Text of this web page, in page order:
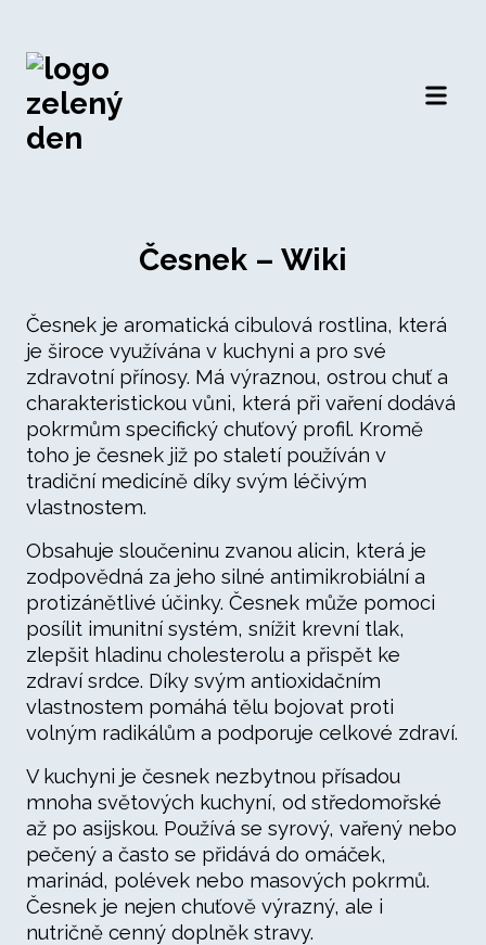
Česnek – Wiki
Česnek je aromatická cibulová rostlina, která
je široce využívána v kuchyni a pro své
zdravotní přínosy. Má výraznou, ostrou chuť a
charakteristickou vůni, která při vaření dodává
pokrmům specifický chuťový profil. Kromě
toho je česnek již po staletí používán v
tradiční medicíně díky svým léčivým
vlastnostem.
Obsahuje sloučeninu zvanou alicin, která je
zodpovědná za jeho silné antimikrobiální a
protizánětlivé účinky. Česnek může pomoci
posílit imunitní systém, snížit krevní tlak,
zlepšit hladinu cholesterolu a přispět ke
zdraví srdce. Díky svým antioxidačním
vlastnostem pomáhá tělu bojovat proti
volným radikálům a podporuje celkové zdraví.
V kuchyni je česnek nezbytnou přísadou
mnoha světových kuchyní, od středomořské
až po asijskou. Používá se syrový, vařený nebo
pečený a často se přidává do omáček,
marinád, polévek nebo masových pokrmů.
Česnek je nejen chuťově výrazný, ale i
nutričně cenný doplněk stravy.